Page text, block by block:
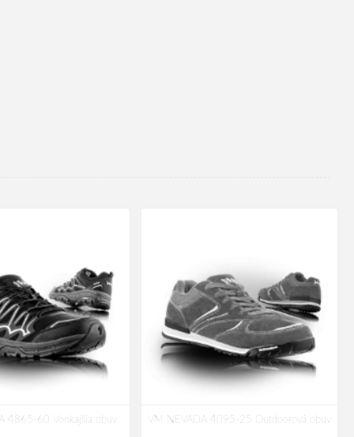
4865-60 Vonkajšia obuv VM NEVADA 4095-25 Outdoorová obuv